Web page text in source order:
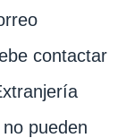
contactar
pueden